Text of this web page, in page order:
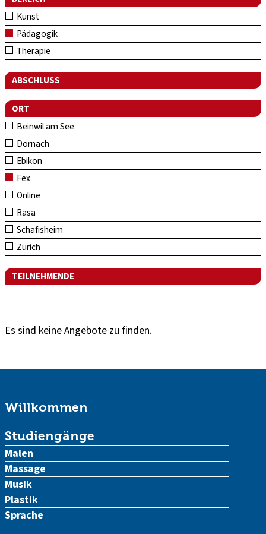
Kunst
Pädagogik
Therapie
ABSCHLUSS
ORT
Beinwil am See
Dornach
Ebikon
Fex
Online
Rasa
Schafisheim
Zürich
TEILNEHMENDE
Es sind keine Angebote zu finden.
Willkommen
Studiengänge
Malen
Massage
Musik
Plastik
Sprache